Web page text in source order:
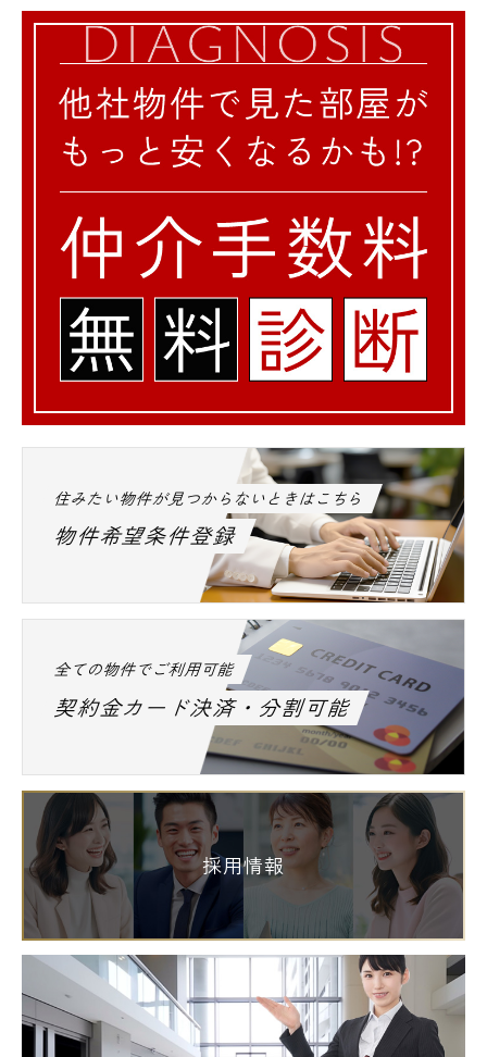
住みたい物件が見つからないときはこちら
物件希望条件登録
全ての物件でご利用可能
契約金カード決済・分割可能
採用情報